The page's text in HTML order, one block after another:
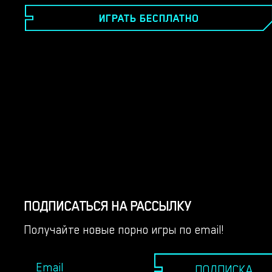
жену!​ Играй в новую хентай порно игру прямо
СЕЙЧАС!
ИГРАТЬ БЕСПЛАТНО
ПОДПИСАТЬСЯ НА РАССЫЛКУ
Получайте новые порно игры по email!
ПОДПИСКА